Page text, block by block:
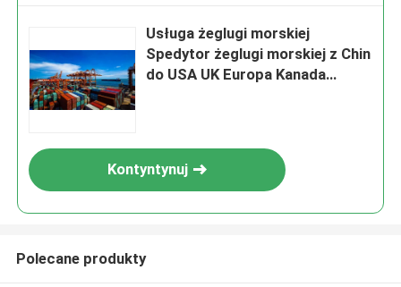
Usługa żeglugi morskiej
Spedytor żeglugi morskiej z Chin
do USA UK Europa Kanada
Kontyntynuj
Polecane produkty